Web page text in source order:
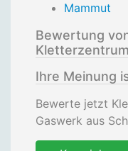
Mammut
Bewertung
Ihre Meinung
Bewerte jetzt
Gaswerk aus